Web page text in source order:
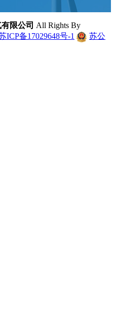
限公司 All Rights By
ICP备17029648号-1
苏公